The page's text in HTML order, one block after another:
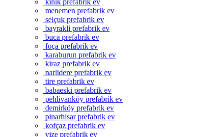
kinik prefabrik ev
menemen prefabrik ev
selçuk prefabrik ev
bayrakli prefabrik ev
buca prefabrik ev
foça prefabrik ev
karaburun prefabrik ev
kiraz prefabrik ev
narlidere prefabrik ev
tire prefabrik ev
babaeski prefabrik ev
pehlivanköy prefabrik ev
demirköy prefabrik ev
pinarhisar prefabrik ev
kofçaz prefabrik ev
vize prefabrik ev